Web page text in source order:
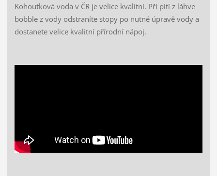
Kohoutková voda v ČR je velice kvalitní. Při pití z láhve
bobble z vody odstraníte stopy po nutné úpravě vody a
dostanete velice kvalitní přírodní nápoj.